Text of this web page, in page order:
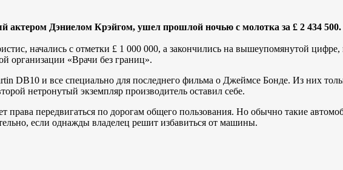
актером Дэниелом Крэйгом, ушел прошлой ночью с молотка за £ 2 434 500.
начались с отметки £ 1 000 000, а закончились на вышеупомянутой
организации «Врачи без границ».
DB10 и все специально для последнего фильма о Джеймсе Бонде. Из них
нетронутый экземпляр производитель оставил себе.
передвигаться по дорогам общего пользования. Но обычно такие
если однажды владелец решит избавиться от машины.